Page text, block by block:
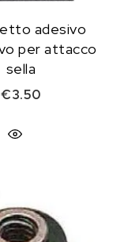
adesivo
per attacco
sella
€3.50